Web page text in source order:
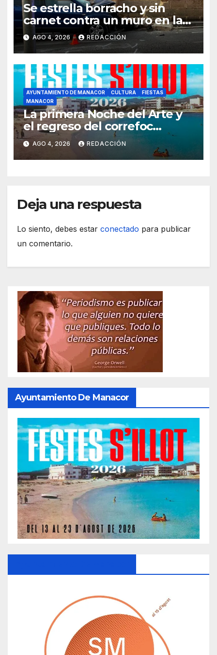
Se estrella borracho y sin
carnet contra un muro en la
ronda del Port de Manacor y
lo destroza
AGO 4, 2026 REDACCIÓN
AYUNTAMIENTO DE MANACOR CULTURA
FIESTAS
MANACOR
La primera Noche del Arte y
el regreso del correfoc
marcan las Fiestas de Verano
de S’Illot 2026
AGO 4, 2026 REDACCIÓN
Deja una respuesta
Lo siento, debes estar conectado para publicar
un comentario.
Ayuntamiento De Manacor